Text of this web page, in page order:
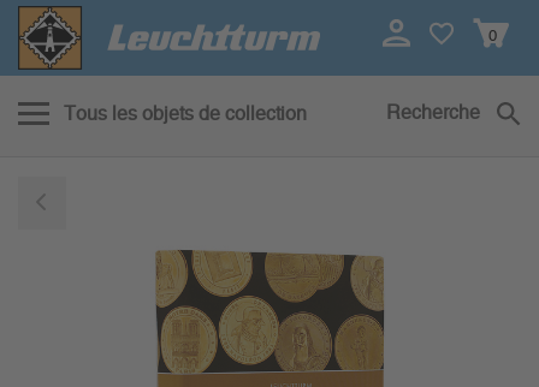
0
Tous les objets de collection Recherche